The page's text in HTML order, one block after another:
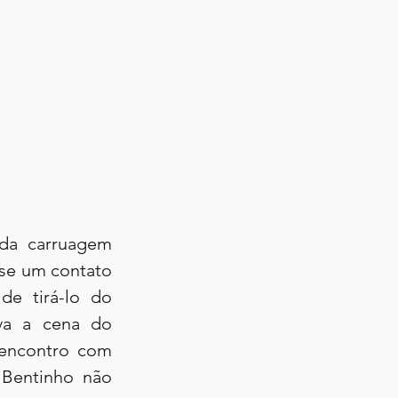
carruagem
um contato
de tirá-lo do
a cena do
com
não